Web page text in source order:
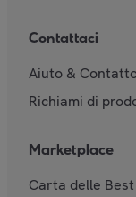
Contattaci
Aiuto &
Richiami di
Marketplace
Carta delle